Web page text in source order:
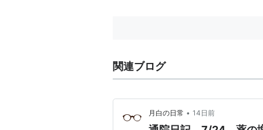
関連ブログ
月白の日常 • 14日前